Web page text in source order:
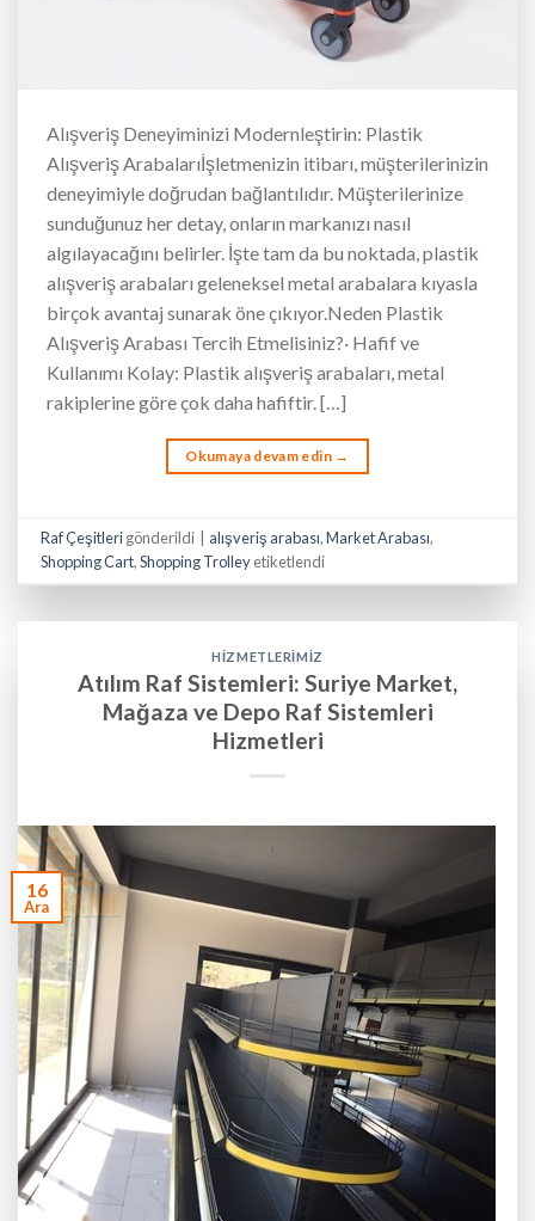
Alışveriş Deneyiminizi Modernleştirin: Plastik
Alışveriş Arabalarıİşletmenizin itibarı, müşterilerinizin
deneyimiyle doğrudan bağlantılıdır. Müşterilerinize
sunduğunuz her detay, onların markanızı nasıl
algılayacağını belirler. İşte tam da bu noktada, plastik
alışveriş arabaları geleneksel metal arabalara kıyasla
birçok avantaj sunarak öne çıkıyor.Neden Plastik
Alışveriş Arabası Tercih Etmelisiniz?· Hafif ve
Kullanımı Kolay: Plastik alışveriş arabaları, metal
rakiplerine göre çok daha hafiftir. […]
Okumaya devam edin →
Raf Çeşitlerigönderildi alışveriş arabası,Market Arabası,
Shopping Cart,Shopping Trolleyetiketlendi
HIZMETLERIMIZ
Atılım Raf Sistemleri: Suriye Market,
Mağaza ve Depo Raf Sistemleri
Hizmetleri
16
Ara